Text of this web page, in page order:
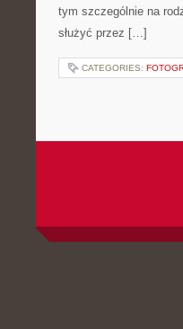
tym szczególnie na
służyć przez […]
CATEGORIES: